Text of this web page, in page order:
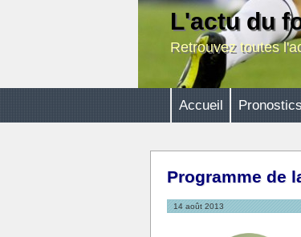
L'actu du
Retrouvez toutes
Accueil Pronostics
Programme de
14 août 2013